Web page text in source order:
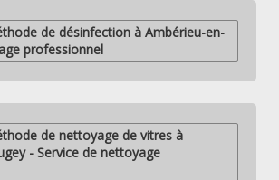
de désinfection à Ambérieu-en-
professionnel
de nettoyage de vitres à
- Service de nettoyage